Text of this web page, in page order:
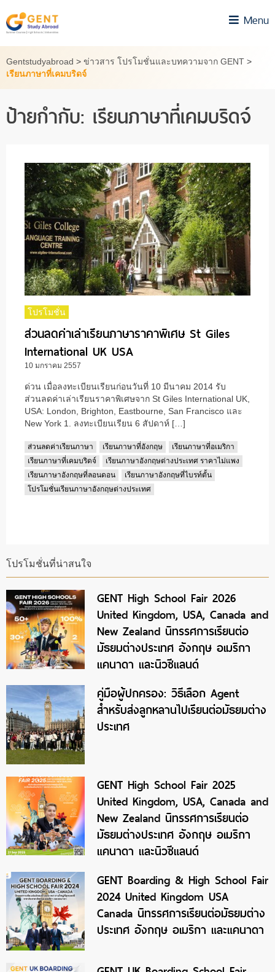
to
content
Menu
Gentstudyabroad > ข่าวสาร โปรโมชั่นและบทความจาก GENT >
เรียนภาษาที่เคมบริดจ์
ป้ายกำกับ: เรียนภาษาที่เคมบริดจ์
โปรโมชั่น
ส่วนลดค่าเล่าเรียนภาษาราคาพิเศษ St Giles
International UK USA
10 มกราคม 2557
ด่วน เมื่อลงทะเบียนเรียนก่อนวันที่ 10 มีนาคม 2014 รับ
ส่วนลดค่าเล่าเรียนราคาพิเศษจาก St Giles International UK,
USA: London, Brighton, Eastbourne, San Francisco และ
New York 1. ลงทะเบียนเรียน 6 สัปดาห์ […]
ส่วนลดค่าเรียนภาษา เรียนภาษาที่อังกฤษ
เรียนภาษาที่อเมริกา
เรียนภาษาที่เคมบริดจ์
เรียนภาษาอังกฤษต่างประเทศ ราคาไม่แพง
เรียนภาษาอังกฤษที่ลอนดอน
เรียนภาษาอังกฤษที่ไบรท์ตั้น
โปรโมชั่นเรียนภาษาอังกฤษต่างประเทศ
โปรโมชั่นที่น่าสนใจ
GENT High School Fair 2026
United Kingdom, USA, Canada and
New Zealand นิทรรศการเรียนต่อ
มัธยมต่างประเทศ อังกฤษ อเมริกา
แคนาดา และนิวซีแลนด์
คู่มือผู้ปกครอง: วิธีเลือก Agent
สำหรับส่งลูกหลานไปเรียนต่อมัธยมต่าง
ประเทศ
GENT High School Fair 2025
United Kingdom, USA, Canada and
New Zealand นิทรรศการเรียนต่อ
มัธยมต่างประเทศ อังกฤษ อเมริกา
แคนาดา และนิวซีแลนด์
GENT Boarding & High School Fair
2024 United Kingdom USA
Canada นิทรรศการเรียนต่อมัธยมต่าง
ประเทศ อังกฤษ อเมริกา และแคนาดา